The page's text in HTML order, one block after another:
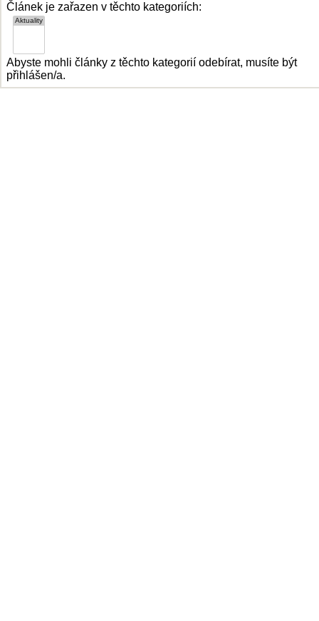
Článek je zařazen v těchto kategoriích:
Abyste mohli články z těchto kategorií odebírat, musíte být
přihlášen/a.